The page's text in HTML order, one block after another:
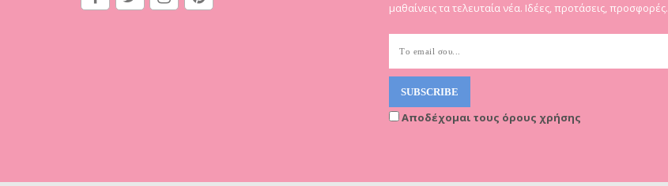
μαθαίνεις τα τελευταία νέα. Ιδέες, προτάσεις, προσφορές.
Αποδέχομαι τους όρους χρήσης